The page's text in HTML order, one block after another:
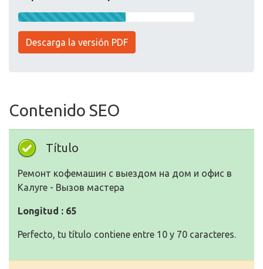
Descarga la versión PDF
Contenido SEO
Título
Ремонт кофемашин с выездом на дом и офис в
Калуге - Вызов мастера
Longitud : 65
Perfecto, tu título contiene entre 10 y 70 caracteres.